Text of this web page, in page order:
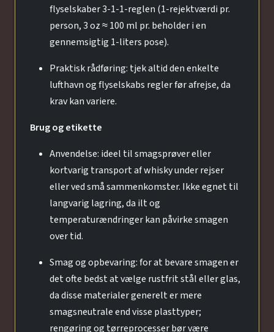
flyselskaber 3-1-1-reglen (1-rejektværdi pr.
person, 3 oz ≈ 100 ml pr. beholder i en
gennemsigtig 1-liters pose).
Praktisk rådføring: tjek altid den enkelte
lufthavn og flyselskabs regler før afrejse, da
krav kan variere.
Brug og etikette
Anvendelse: ideel til smagsprøver eller
kortvarig transport af whisky under rejser
eller ved små sammenkomster. Ikke egnet til
langvarig lagring, da ilt og
temperaturændringer kan påvirke smagen
over tid.
Smag og opbevaring: for at bevare smagen er
det ofte bedst at vælge rustfrit stål eller glas,
da disse materialer generelt er mere
smagsneutrale end visse plasttyper;
rengøring og tørreprocesser bør være